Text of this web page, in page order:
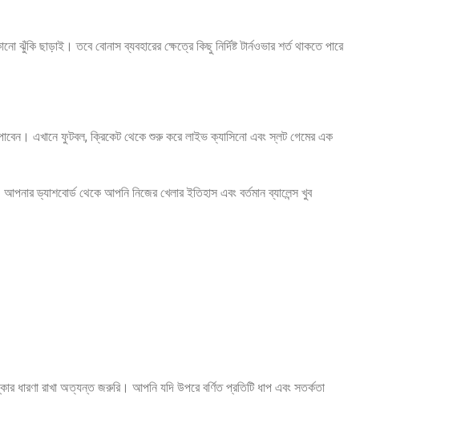
ছাড়াই। তবে বোনাস ব্যবহারের ক্ষেত্রে কিছু নির্দিষ্ট টার্নওভার শর্ত থাকতে পারে
এখানে ফুটবল, ক্রিকেট থেকে শুরু করে লাইভ ক্যাসিনো এবং স্লট গেমের এক
ড্যাশবোর্ড থেকে আপনি নিজের খেলার ইতিহাস এবং বর্তমান ব্যালেন্স খুব
ধারণা রাখা অত্যন্ত জরুরি। আপনি যদি উপরে বর্ণিত প্রতিটি ধাপ এবং সতর্কতা